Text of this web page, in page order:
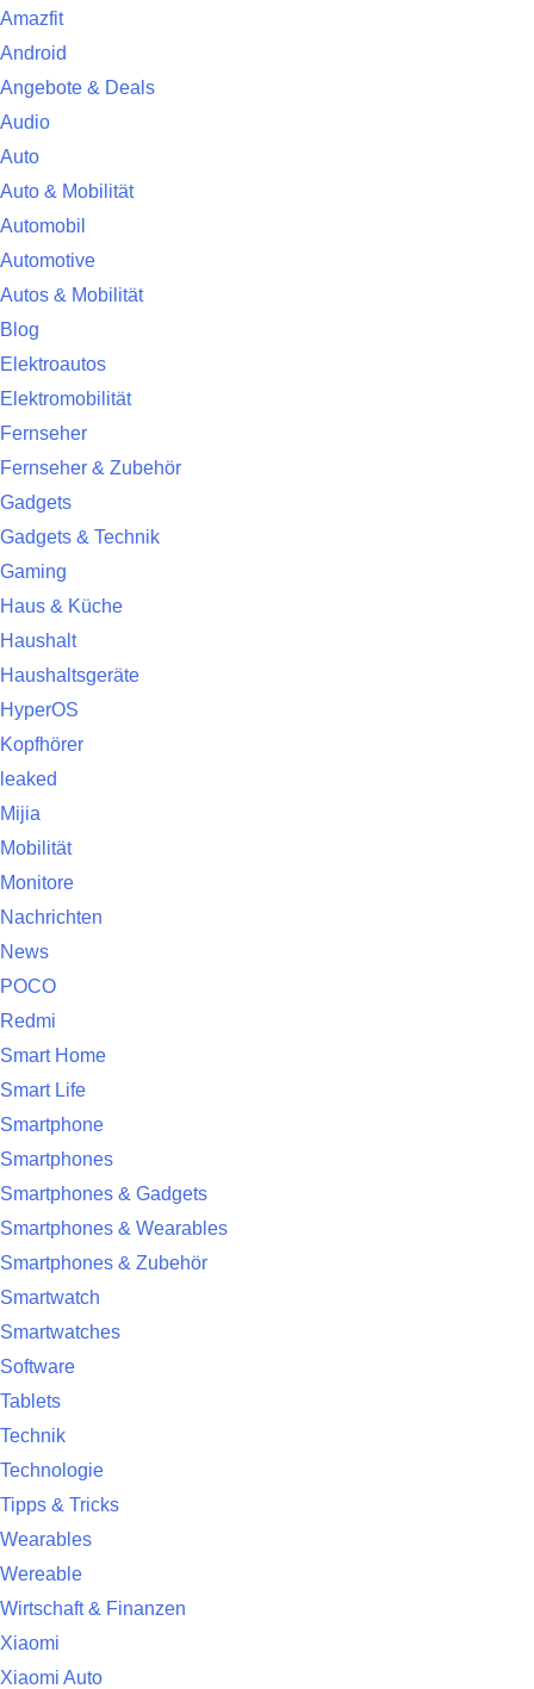
Amazfit
Android
Angebote & Deals
Audio
Auto
Auto & Mobilität
Automobil
Automotive
Autos & Mobilität
Blog
Elektroautos
Elektromobilität
Fernseher
Fernseher & Zubehör
Gadgets
Gadgets & Technik
Gaming
Haus & Küche
Haushalt
Haushaltsgeräte
HyperOS
Kopfhörer
leaked
Mijia
Mobilität
Monitore
Nachrichten
News
POCO
Redmi
Smart Home
Smart Life
Smartphone
Smartphones
Smartphones & Gadgets
Smartphones & Wearables
Smartphones & Zubehör
Smartwatch
Smartwatches
Software
Tablets
Technik
Technologie
Tipps & Tricks
Wearables
Wereable
Wirtschaft & Finanzen
Xiaomi
Xiaomi Auto